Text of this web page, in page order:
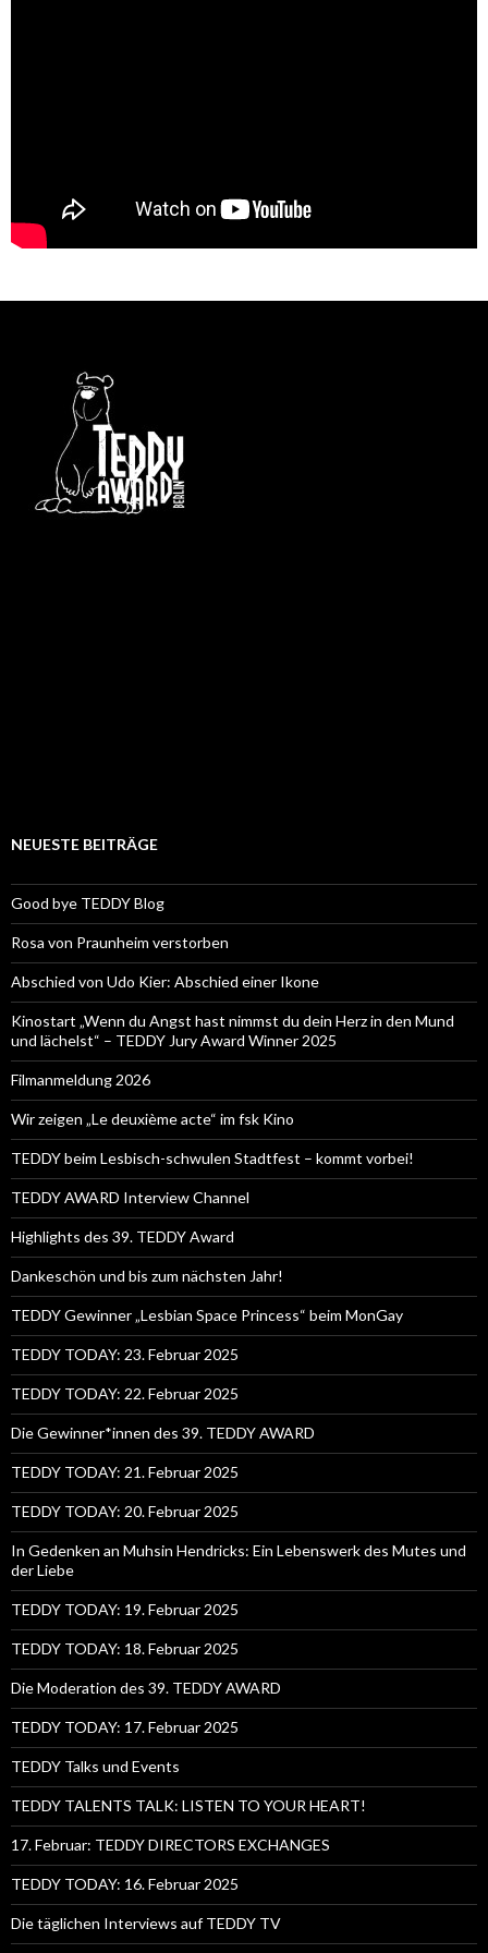
NEUESTE BEITRÄGE
Good bye TEDDY Blog
Rosa von Praunheim verstorben
Abschied von Udo Kier: Abschied einer Ikone
Kinostart „Wenn du Angst hast nimmst du dein Herz in den Mund
und lächelst“ – TEDDY Jury Award Winner 2025
Filmanmeldung 2026
Wir zeigen „Le deuxième acte“ im fsk Kino
TEDDY beim Lesbisch-schwulen Stadtfest – kommt vorbei!
TEDDY AWARD Interview Channel
Highlights des 39. TEDDY Award
Dankeschön und bis zum nächsten Jahr!
TEDDY Gewinner „Lesbian Space Princess“ beim MonGay
TEDDY TODAY: 23. Februar 2025
TEDDY TODAY: 22. Februar 2025
Die Gewinner*innen des 39. TEDDY AWARD
TEDDY TODAY: 21. Februar 2025
TEDDY TODAY: 20. Februar 2025
In Gedenken an Muhsin Hendricks: Ein Lebenswerk des Mutes und
der Liebe
TEDDY TODAY: 19. Februar 2025
TEDDY TODAY: 18. Februar 2025
Die Moderation des 39. TEDDY AWARD
TEDDY TODAY: 17. Februar 2025
TEDDY Talks und Events
TEDDY TALENTS TALK: LISTEN TO YOUR HEART!
17. Februar: TEDDY DIRECTORS EXCHANGES
TEDDY TODAY: 16. Februar 2025
Die täglichen Interviews auf TEDDY TV